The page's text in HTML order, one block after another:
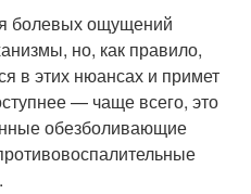
болевых ощущений
но, как правило,
в этих нюансах и примет
— чаще всего, это
обезболивающие